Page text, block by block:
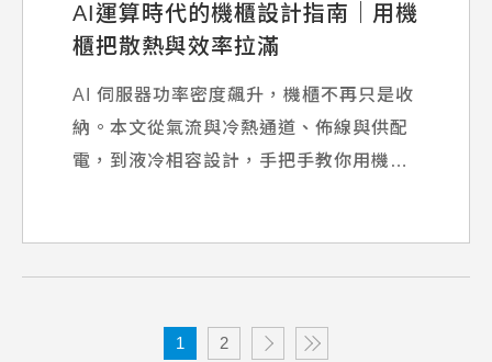
AI運算時代的機櫃設計指南｜用機
櫃把散熱與效率拉滿
AI 伺服器功率密度飆升，機櫃不再只是收
納。本文從氣流與冷熱通道、佈線與供配
電，到液冷相容設計，手把手教你用機櫃
1 2